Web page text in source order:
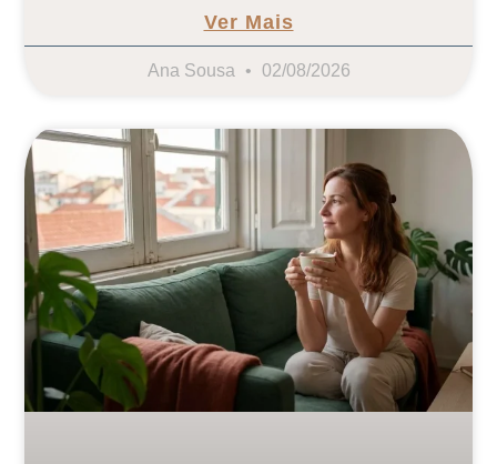
Ver Mais
Ana Sousa 02/08/2026